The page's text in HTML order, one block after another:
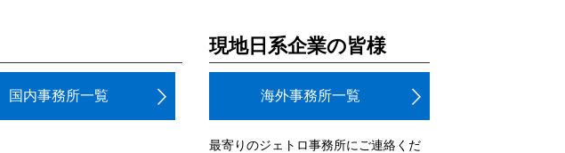
国内事務所一覧
現地日系企業の皆様
海外事務所一覧
最寄りのジェトロ事務所にご連絡くだ